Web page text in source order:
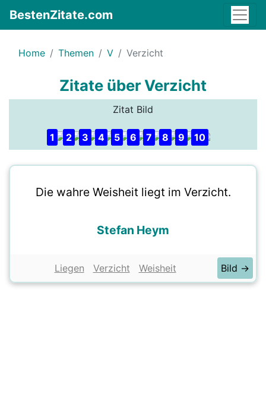
BestenZitate.com
Home Themen V Verzicht
Zitate über Verzicht
Zitat Bild
1 2 3 4 5 6 7 8 9 10
Die wahre Weisheit liegt im Verzicht.
Stefan Heym
Liegen Verzicht Weisheit Bild →